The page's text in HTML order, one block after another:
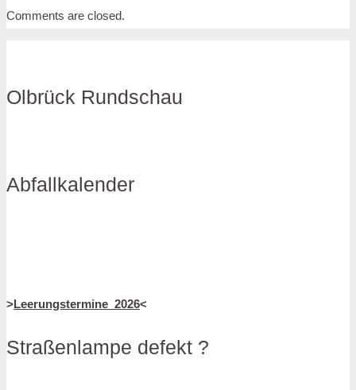
Comments are closed.
Olbrück Rundschau
Abfallkalender
>Leerungstermine_2026<
Straßenlampe defekt ?